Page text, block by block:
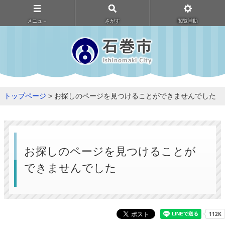
メニュ－ さがす 閲覧補助
トップページ > お探しのページを見つけることができませんでした
お探しのページを見つけることが
できませんでした